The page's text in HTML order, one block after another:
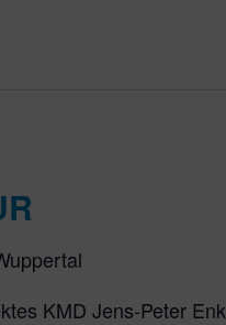
KMD Jens-Peter Enk